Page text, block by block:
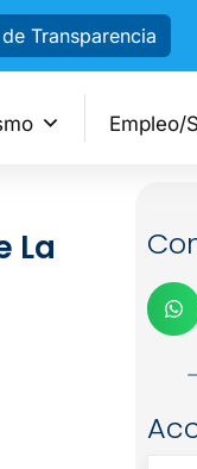
Transparencia
Empleo/
La